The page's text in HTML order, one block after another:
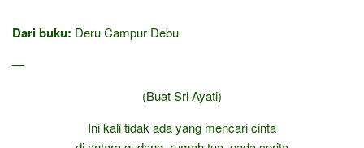
Dari buku: Deru Campur Debu
—
(Buat Sri Ayati)
Ini kali tidak ada yang mencari cinta